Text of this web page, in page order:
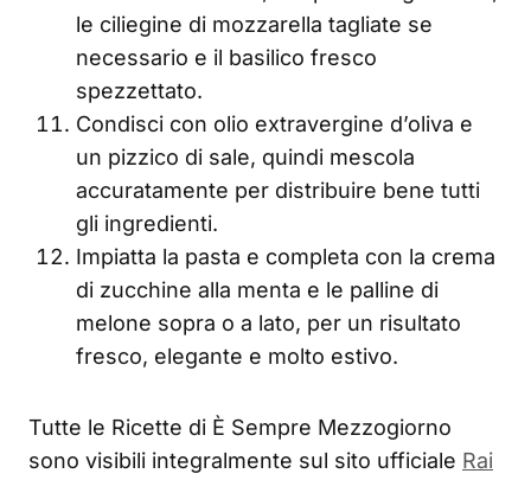
le ciliegine di mozzarella tagliate se
necessario e il basilico fresco
spezzettato.
Condisci con olio extravergine d’oliva e
un pizzico di sale, quindi mescola
accuratamente per distribuire bene tutti
gli ingredienti.
Impiatta la pasta e completa con la crema
di zucchine alla menta e le palline di
melone sopra o a lato, per un risultato
fresco, elegante e molto estivo.
Tutte le Ricette di È Sempre Mezzogiorno
sono visibili integralmente sul sito ufficiale Rai